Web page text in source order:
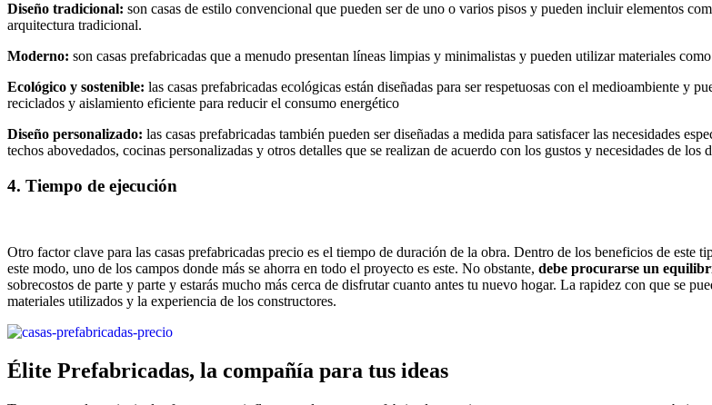
Diseño tradicional: son casas de estilo convencional que pueden ser de uno o varios pisos y pueden incluir elementos
arquitectura tradicional.
Moderno: son casas prefabricadas que a menudo presentan líneas limpias y minimalistas y pueden utilizar materiales
Ecológico y sostenible: las casas prefabricadas ecológicas están diseñadas para ser respetuosas con el medioambiente y
reciclados y aislamiento eficiente para reducir el consumo energético
Diseño personalizado: las casas prefabricadas también pueden ser diseñadas a medida para satisfacer las necesidades
techos abovedados, cocinas personalizadas y otros detalles que se realizan de acuerdo con los gustos y necesidades de los
4. Tiempo de ejecución
Otro factor clave para las casas prefabricadas precio es el tiempo de duración de la obra. Dentro de los beneficios de este
este modo, uno de los campos donde más se ahorra en todo el proyecto es este. No obstante, debe procurarse un
sobrecostos de parte y parte y estarás mucho más cerca de disfrutar cuanto antes tu nuevo hogar. La rapidez con que se
materiales utilizados y la experiencia de los constructores.
Élite Prefabricadas, la compañía para tus ideas